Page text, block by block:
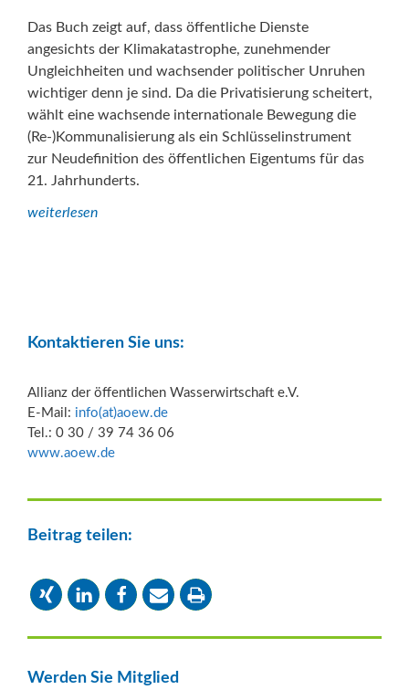
Das Buch zeigt auf, dass öffentliche Dienste
angesichts der Klimakatastrophe, zunehmender
Ungleichheiten und wachsender politischer Unruhen
wichtiger denn je sind. Da die Privatisierung scheitert,
wählt eine wachsende internationale Bewegung die
(Re-)Kommunalisierung als ein Schlüsselinstrument
zur Neudefinition des öffentlichen Eigentums für das
21. Jahrhunderts.
weiterlesen
Kontaktieren Sie uns:
Allianz der öffentlichen Wasserwirtschaft e.V.
E-Mail: info(at)aoew.de
Tel.: 0 30 / 39 74 36 06
www.aoew.de
Beitrag teilen:
Werden Sie Mitglied